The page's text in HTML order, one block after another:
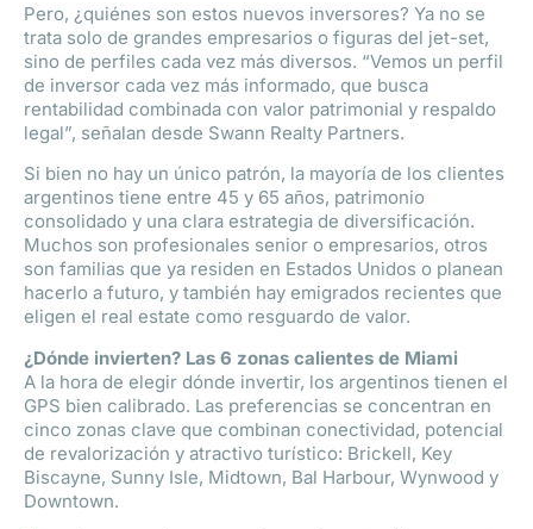
Pero, ¿quiénes son estos nuevos inversores? Ya no se
trata solo de grandes empresarios o figuras del jet-set,
sino de perfiles cada vez más diversos. “Vemos un perfil
de inversor cada vez más informado, que busca
rentabilidad combinada con valor patrimonial y respaldo
legal”, señalan desde Swann Realty Partners.
Si bien no hay un único patrón, la mayoría de los clientes
argentinos tiene entre 45 y 65 años, patrimonio
consolidado y una clara estrategia de diversificación.
Muchos son profesionales senior o empresarios, otros
son familias que ya residen en Estados Unidos o planean
hacerlo a futuro, y también hay emigrados recientes que
eligen el real estate como resguardo de valor.
¿Dónde invierten? Las 6 zonas calientes de Miami
A la hora de elegir dónde invertir, los argentinos tienen el
GPS bien calibrado. Las preferencias se concentran en
cinco zonas clave que combinan conectividad, potencial
de revalorización y atractivo turístico: Brickell, Key
Biscayne, Sunny Isle, Midtown, Bal Harbour, Wynwood y
Downtown.